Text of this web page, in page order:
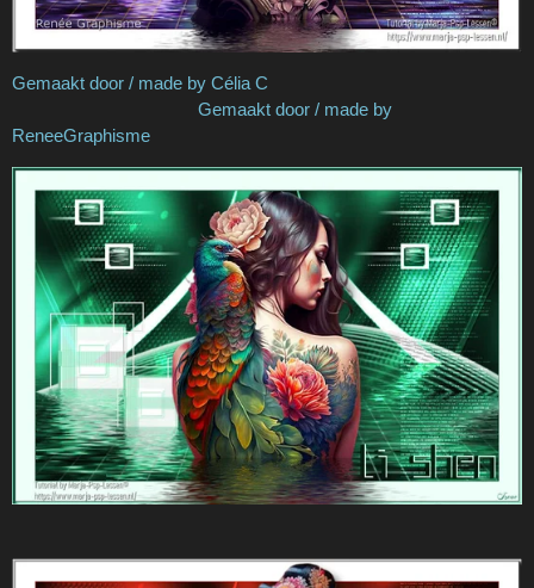
Gemaakt door / made by Célia C
Gemaakt door / made by
ReneeGraphisme